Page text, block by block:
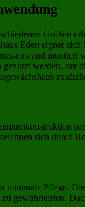
Größen
Eden eignet
genutzt werden,
sich durch
minimale Pflege.
gewährleisten.